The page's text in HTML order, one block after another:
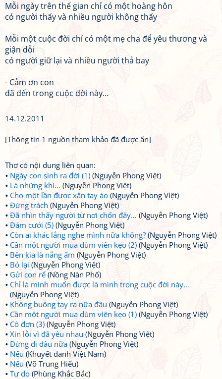
Mỗi ngày trên thế gian chỉ có một hoàng hôn
có người thấy và nhiều người không thấy
Mỗi một cuộc đời chỉ có một mẹ cha để yêu thương và
giận dỗi
có người giữ lại và nhiều người thả bay
- Cảm ơn con
đã đến trong cuộc đời này…
14.12.2011
[Thông tin 1 nguồn tham khảo đã được ẩn]
Thơ có nội dung liên quan:
Ngày con sinh ra đời (1) (Nguyễn Phong Việt)
Là những khi… (Nguyễn Phong Việt)
Cho một lần được xắn tay áo (Nguyễn Phong Việt)
Đừng trách (Nguyễn Phong Việt)
Đã nhìn thấy người từ nơi chốn đây… (Nguyễn Phong Việt)
Đám cưới (5) (Nguyễn Phong Việt)
Còn ai khác lắng nghe mình nữa không? (Nguyễn Phong Việt)
Cần một người mua dùm viên kẹo (2) (Nguyễn Phong Việt)
Bên kia là nắng ấm (Nguyễn Phong Việt)
Bỏ lại (Nguyễn Phong Việt)
Gửi con rể (Nồng Nàn Phố)
Chỉ là mình muốn được là mình trong cuộc đời này…
(Nguyễn Phong Việt)
Không buông tay ra nữa đâu (Nguyễn Phong Việt)
Cần một người mua dùm viên kẹo (1) (Nguyễn Phong Việt)
Cô đơn (3) (Nguyễn Phong Việt)
Xin lỗi vì đã yêu nhau (Nguyễn Phong Việt)
Đừng đi đâu nữa (Nguyễn Phong Việt)
Nếu (Khuyết danh Việt Nam)
Nếu (Võ Trung Hiếu)
Tự do (Phùng Khắc Bắc)